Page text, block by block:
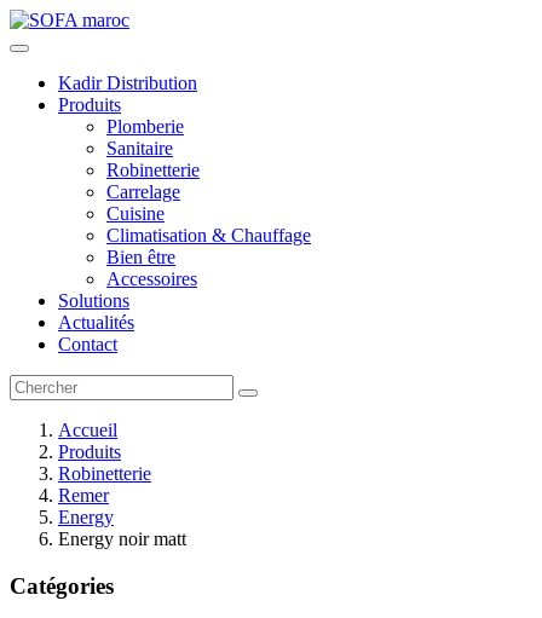
Kadir Distribution
Produits
Plomberie
Sanitaire
Robinetterie
Carrelage
Cuisine
Climatisation & Chauffage
Bien être
Accessoires
Solutions
Actualités
Contact
Accueil
Produits
Robinetterie
Remer
Energy
Energy noir matt
Catégories